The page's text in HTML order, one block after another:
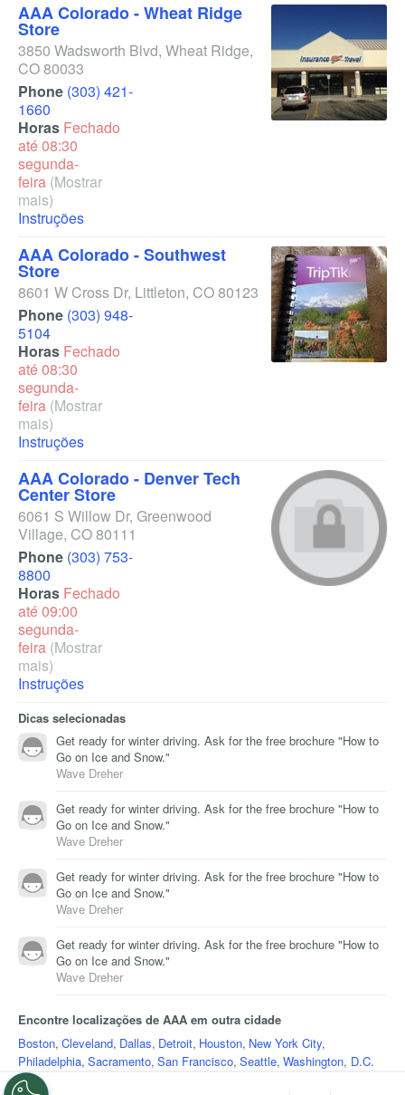
AAA Colorado - Wheat Ridge
Store
3850 Wadsworth Blvd, Wheat Ridge,
CO80033
Phone (303) 421-
1660
Horas Fechado
até 08:30
segunda-
feira (Mostrar
mais)
Instruções
AAA Colorado - Southwest
Store
8601 W Cross Dr, Littleton, CO80123
Phone (303) 948-
5104
Horas Fechado
até 08:30
segunda-
feira (Mostrar
mais)
Instruções
AAA Colorado - Denver Tech
Center Store
6061 S Willow Dr, Greenwood
Village, CO80111
Phone (303) 753-
8800
Horas Fechado
até 09:00
segunda-
feira (Mostrar
mais)
Instruções
Dicas selecionadas
Get ready for winter driving. Ask for the free brochure "How to
Go on Ice and Snow."
Wave Dreher
Get ready for winter driving. Ask for the free brochure "How to
Go on Ice and Snow."
Wave Dreher
Get ready for winter driving. Ask for the free brochure "How to
Go on Ice and Snow."
Wave Dreher
Get ready for winter driving. Ask for the free brochure "How to
Go on Ice and Snow."
Wave Dreher
Encontre localizações de AAA em outra cidade
Boston, Cleveland, Dallas, Detroit, Houston, New York City,
Philadelphia, Sacramento, San Francisco, Seattle, Washington, D.C.